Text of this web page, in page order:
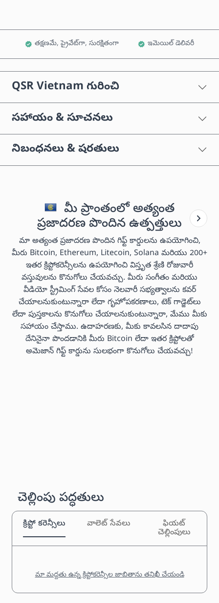
తక్షణమే, ప్రైవేట్‌గా, సురక్షితంగా ఇమెయిల్ డెలివరీ
QSR Vietnam గురించి
సహాయం & సూచనలు
నిబంధనలు & షరతులు
మీ ప్రాంతంలో అత్యంత
ప్రజాదరణ పొందిన ఉత్పత్తులు
మా అత్యంత ప్రజాదరణ పొందిన గిఫ్ట్ కార్డులను ఉపయోగించి,
మీరు Bitcoin, Ethereum, Litecoin, Solana మరియు 200+
ఇతర క్రిప్టోకరెన్సీలను ఉపయోగించి విస్తృత శ్రేణి రోజువారీ
వస్తువులను కొనుగోలు చేయవచ్చు. మీరు సంగీతం మరియు
వీడియో స్ట్రీమింగ్ సేవల కోసం నెలవారీ సభ్యత్వాలను కవర్
చేయాలనుకుంటున్నారా లేదా గృహోపకరణాలు, టెక్ గాడ్జెట్‌లు
లేదా పుస్తకాలను కొనుగోలు చేయాలనుకుంటున్నారా, మేము మీకు
సహాయం చేస్తాము. ఉదాహరణకు, మీకు కావలసిన దాదాపు
దేనినైనా పొందడానికి మీరు Bitcoin లేదా ఇతర క్రిప్టోలతో
అమెజాన్ గిఫ్ట్ కార్డును సులభంగా కొనుగోలు చేయవచ్చు!
చెల్లింపు పద్ధతులు
క్రిప్టో కరెన్సీలు వాలెట్ సేవలు
ఫియట్
చెల్లింపులు
మా మద్దతు ఉన్న క్రిప్టోకరెన్సీల జాబితాను తనిఖీ చేయండి